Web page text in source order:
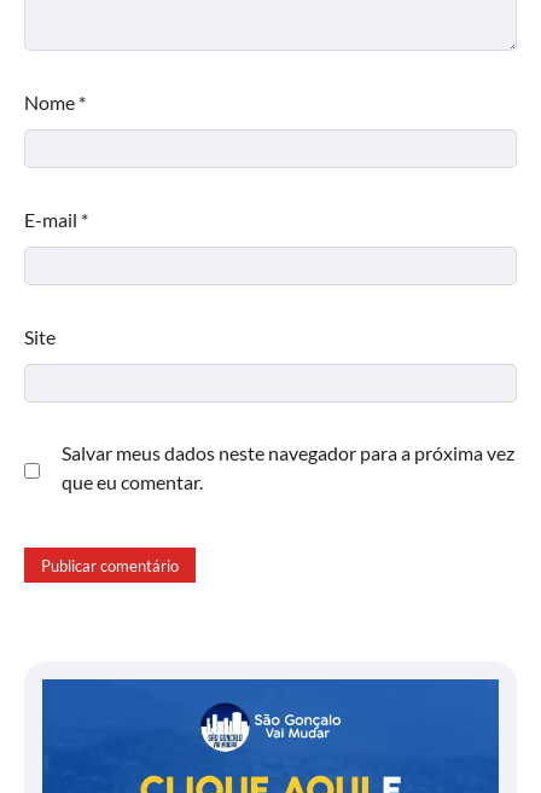
Nome *
E-mail *
Site
Salvar meus dados neste navegador para a próxima vez
que eu comentar.